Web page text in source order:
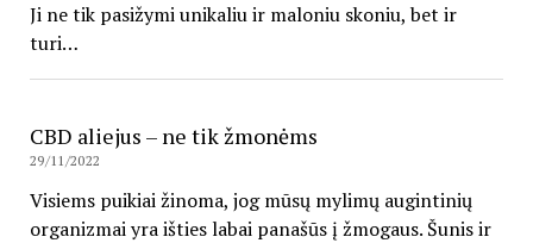
Ji ne tik pasižymi unikaliu ir maloniu skoniu, bet ir
turi…
CBD aliejus – ne tik žmonėms
29/11/2022
Visiems puikiai žinoma, jog mūsų mylimų augintinių
organizmai yra išties labai panašūs į žmogaus. Šunis ir